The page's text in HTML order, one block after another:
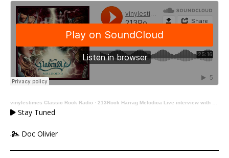
vinylestimes Classic Rock Radio · 213Rock Harrag Melodica Live interview with Mathias & Laurie of Gladenfold 10 02 2026 on Vinylestimes Classic Rock Radio
Stay Tuned
Doc Olivier